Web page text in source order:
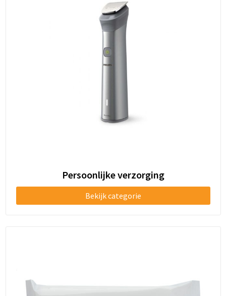
Persoonlijke verzorging
Bekijk categorie